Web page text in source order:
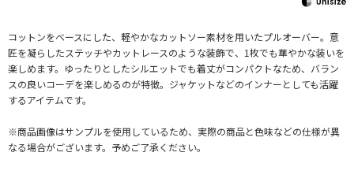
コットンをベースにした、軽やかなカットソー素材を用いたプルオーバー。意
匠を凝らしたステッチやカットレースのような装飾で、1枚でも華やかな装いを
楽しめます。ゆったりとしたシルエットでも着丈がコンパクトなため、バラン
スの良いコーデを楽しめるのが特徴。ジャケットなどのインナーとしても活躍
するアイテムです。
※商品画像はサンプルを使用しているため、実際の商品と色味などの仕様が異
なる場合がございます。予めご了承ください。